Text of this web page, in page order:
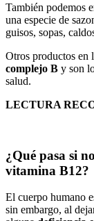
También podemos
una especie de
guisos, sopas,
Otros productos en
complejo B y son
salud.
LECTURA
¿Qué pasa si
vitamina B12?
El cuerpo humano
sin embargo, al